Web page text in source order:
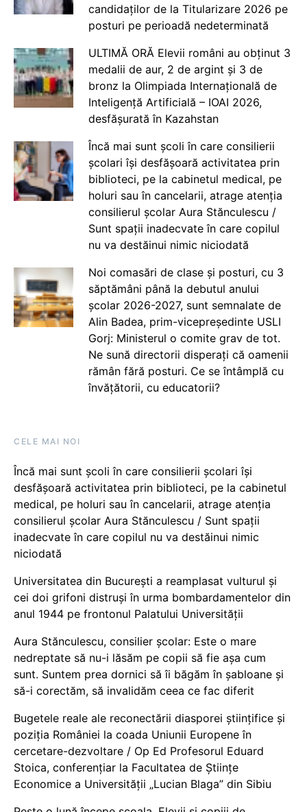
candidaților de la Titularizare 2026 pe
posturi pe perioadă nedeterminată
ULTIMĂ ORĂ Elevii români au obținut 3
medalii de aur, 2 de argint și 3 de
bronz la Olimpiada Internațională de
Inteligență Artificială – IOAI 2026,
desfășurată în Kazahstan
Încă mai sunt școli în care consilierii
școlari își desfășoară activitatea prin
biblioteci, pe la cabinetul medical, pe
holuri sau în cancelarii, atrage atenția
consilierul școlar Aura Stănculescu /
Sunt spații inadecvate în care copilul
nu va destăinui nimic niciodată
Noi comasări de clase și posturi, cu 3
săptămâni până la debutul anului
școlar 2026-2027, sunt semnalate de
Alin Badea, prim-vicepreședinte USLI
Gorj: Ministerul o comite grav de tot.
Ne sună directorii disperați că oamenii
rămân fără posturi. Ce se întâmplă cu
învățătorii, cu educatorii?
CELE MAI NOI
Încă mai sunt școli în care consilierii școlari își
desfășoară activitatea prin biblioteci, pe la cabinetul
medical, pe holuri sau în cancelarii, atrage atenția
consilierul școlar Aura Stănculescu / Sunt spații
inadecvate în care copilul nu va destăinui nimic
niciodată
Universitatea din București a reamplasat vulturul și
cei doi grifoni distruși în urma bombardamentelor din
anul 1944 pe frontonul Palatului Universității
Aura Stănculescu, consilier școlar: Este o mare
nedreptate să nu-i lăsăm pe copii să fie așa cum
sunt. Suntem prea dornici să îi băgăm în șabloane și
să-i corectăm, să invalidăm ceea ce fac diferit
Bugetele reale ale reconectării diasporei științifice și
poziția României la coada Uniunii Europene în
cercetare-dezvoltare / Op Ed Profesorul Eduard
Stoica, conferențiar la Facultatea de Științe
Economice a Universității „Lucian Blaga” din Sibiu